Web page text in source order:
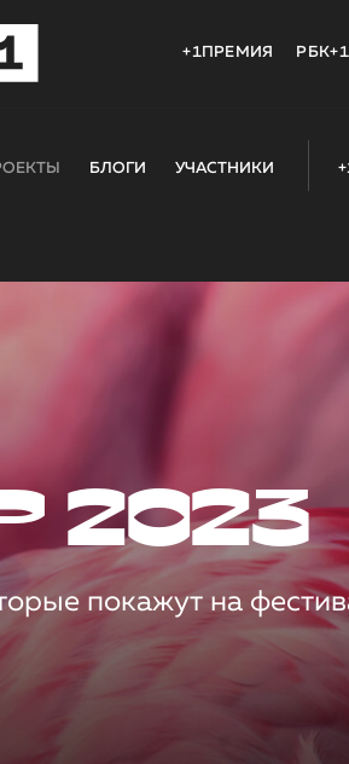
+1ПРЕМИЯ РБК+1
БЛОГИ УЧАСТНИКИ
2023
покажут на